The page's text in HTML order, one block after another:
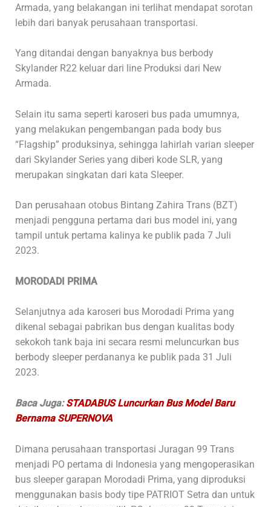
Armada, yang belakangan ini terlihat mendapat sorotan
lebih dari banyak perusahaan transportasi.
Yang ditandai dengan banyaknya bus berbody
Skylander R22 keluar dari line Produksi dari New
Armada.
Selain itu sama seperti karoseri bus pada umumnya,
yang melakukan pengembangan pada body bus
“Flagship” produksinya, sehingga lahirlah varian sleeper
dari Skylander Series yang diberi kode SLR, yang
merupakan singkatan dari kata Sleeper.
Dan perusahaan otobus Bintang Zahira Trans (BZT)
menjadi pengguna pertama dari bus model ini, yang
tampil untuk pertama kalinya ke publik pada 7 Juli
2023.
MORODADI PRIMA
Selanjutnya ada karoseri bus Morodadi Prima yang
dikenal sebagai pabrikan bus dengan kualitas body
sekokoh tank baja ini secara resmi meluncurkan bus
berbody sleeper perdananya ke publik pada 31 Juli
2023.
Baca Juga:STADABUS Luncurkan Bus Model Baru
Bernama SUPERNOVA
Dimana perusahaan transportasi Juragan 99 Trans
menjadi PO pertama di Indonesia yang mengoperasikan
bus sleeper garapan Morodadi Prima, yang diproduksi
menggunakan basis body tipe PATRIOT Setra dan untuk